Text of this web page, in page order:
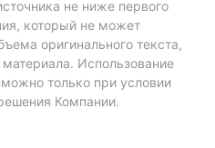
не ниже первого
который не может
оригинального текста,
Использование
только при условии
Компании.